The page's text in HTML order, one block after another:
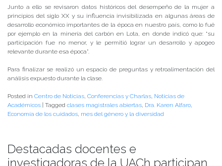
Junto a ello se revisaron datos históricos del desempeño de la mujer a
principios del siglo XX y su influencia invisibilizada en algunas áreas de
desarrollo económico importantes de la época en nuestro país, como lo fué
por ejemplo en la minería del carbón en Lota, en donde indicó que: “su
participación fue no menor, y le permitió lograr un desarrollo y apogeo
relevante durante esa época”.
Para finalizar se realizó un espacio de preguntas y retroalimentación del
análisis expuesto durante la clase.
Posted in Centro de Noticias Conferencias y Charlas Noticias de
Académicos | Tagged clases magistrales abiertas Dra. Karen Alfaro
Economía de los cuidados mes del género y la diversidad
Destacadas docentes e
investigadoras de la UACh participan